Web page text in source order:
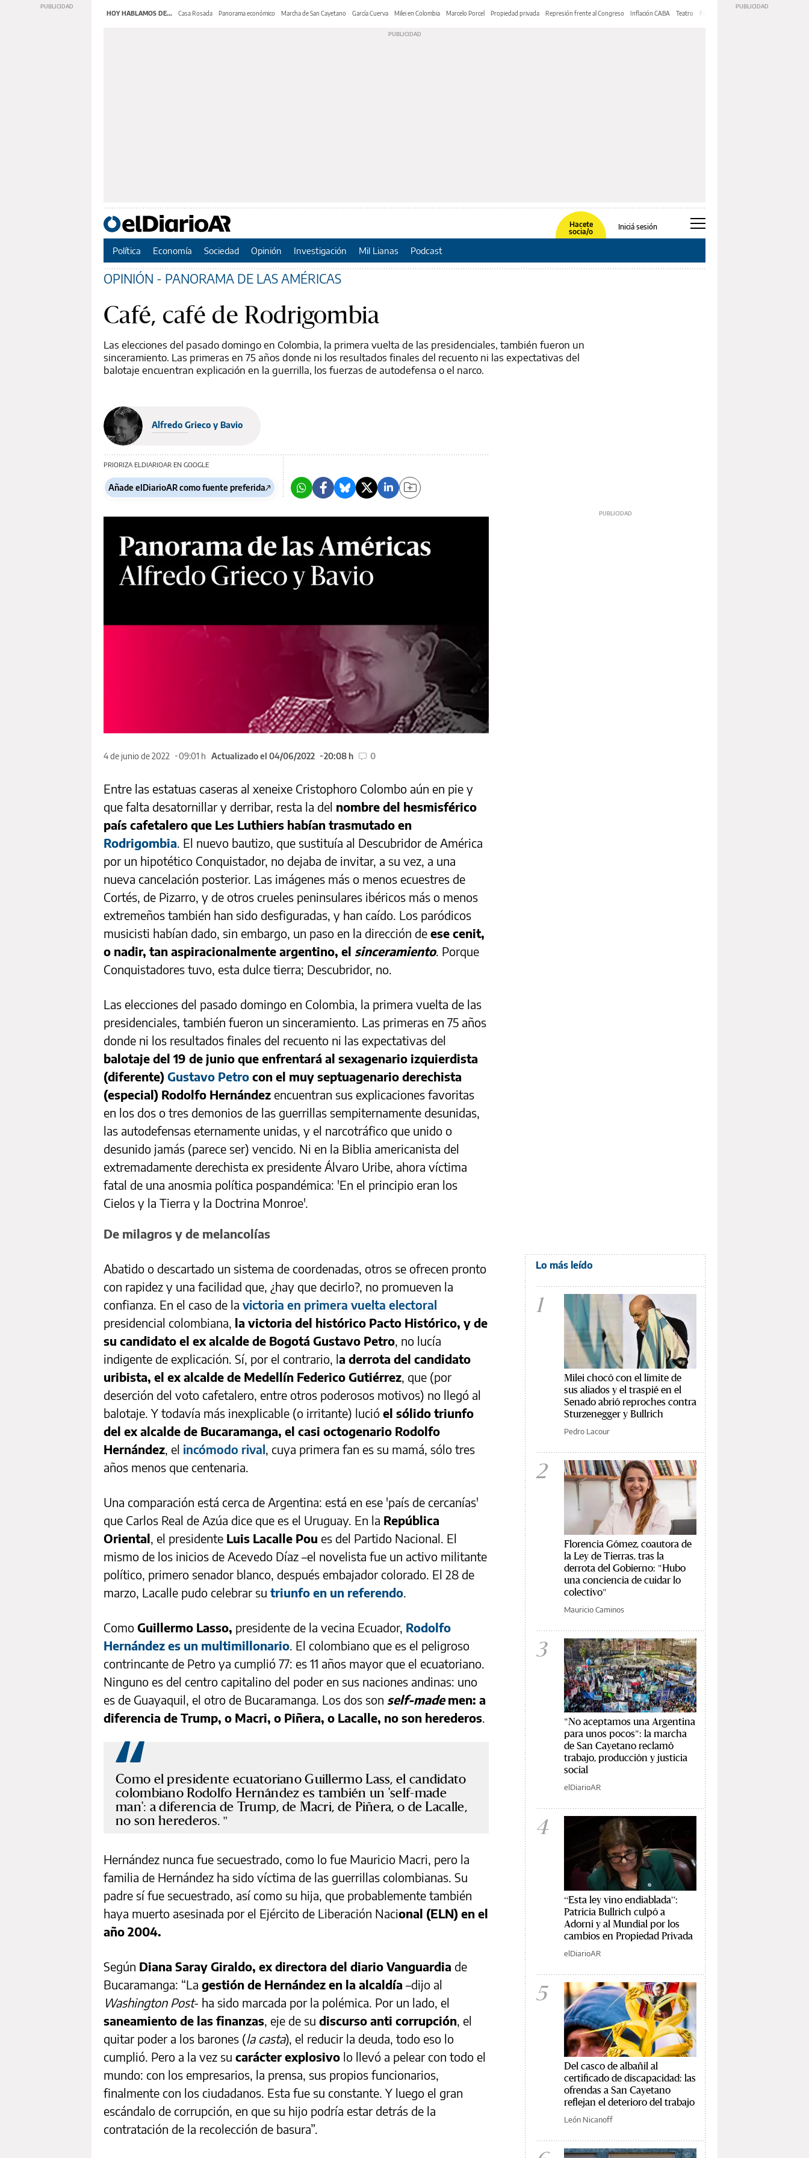
HOY HABLAMOS DE... Casa Rosada Panorama económico Marcha de San Cayetano García Cuerva Milei en Colombia Marcelo Porcel Propiedad privada Represión frente al Congreso Inflación CABA Teatro Feria de Editores
Hacete
socia/o
Iniciá sesión
Política Economía Sociedad Opinión Investigación Mil Lianas Podcast
OPINIÓN - PANORAMA DE LAS AMÉRICAS
Café, café de Rodrigombia
Las elecciones del pasado domingo en Colombia, la primera vuelta de las presidenciales, también fueron un
sinceramiento. Las primeras en 75 años donde ni los resultados finales del recuento ni las expectativas del
balotaje encuentran explicación en la guerrilla, los fuerzas de autodefensa o el narco.
Alfredo Grieco y Bavio
PRIORIZA ELDIARIOAR EN GOOGLE
Añade elDiarioAR como fuente preferida
4 de junio de 2022 09:01 h Actualizado el 04/06/2022 20:08 h 0
Entre las estatuas caseras al xeneixe Cristophoro Colombo aún en pie y
que falta desatornillar y derribar, resta la del nombre del hesmisférico
país cafetalero que Les Luthiers habían trasmutado en
Rodrigombia. El nuevo bautizo, que sustituía al Descubridor de América
por un hipotético Conquistador, no dejaba de invitar, a su vez, a una
nueva cancelación posterior. Las imágenes más o menos ecuestres de
Cortés, de Pizarro, y de otros crueles peninsulares ibéricos más o menos
extremeños también han sido desfiguradas, y han caído. Los paródicos
musicisti habían dado, sin embargo, un paso en la dirección de ese cenit,
o nadir, tan aspiracionalmente argentino, el sinceramiento. Porque
Conquistadores tuvo, esta dulce tierra; Descubridor, no.
Las elecciones del pasado domingo en Colombia, la primera vuelta de las
presidenciales, también fueron un sinceramiento. Las primeras en 75 años
donde ni los resultados finales del recuento ni las expectativas del
balotaje del 19 de junio que enfrentará al sexagenario izquierdista
(diferente) Gustavo Petro con el muy septuagenario derechista
(especial) Rodolfo Hernández encuentran sus explicaciones favoritas
en los dos o tres demonios de las guerrillas sempiternamente desunidas,
las autodefensas eternamente unidas, y el narcotráfico que unido o
desunido jamás (parece ser) vencido. Ni en la Biblia americanista del
extremadamente derechista ex presidente Álvaro Uribe, ahora víctima
fatal de una anosmia política pospandémica: 'En el principio eran los
Cielos y la Tierra y la Doctrina Monroe'.
De milagros y de melancolías
Abatido o descartado un sistema de coordenadas, otros se ofrecen pronto
con rapidez y una facilidad que, ¿hay que decirlo?, no promueven la
confianza. En el caso de la victoria en primera vuelta electoral
presidencial colombiana, la victoria del histórico Pacto Histórico, y de
su candidato el ex alcalde de Bogotá Gustavo Petro, no lucía
indigente de explicación. Sí, por el contrario, la derrota del candidato
uribista, el ex alcalde de Medellín Federico Gutiérrez, que (por
deserción del voto cafetalero, entre otros poderosos motivos) no llegó al
balotaje. Y todavía más inexplicable (o irritante) lució el sólido triunfo
del ex alcalde de Bucaramanga, el casi octogenario Rodolfo
Hernández, el incómodo rival, cuya primera fan es su mamá, sólo tres
años menos que centenaria.
Una comparación está cerca de Argentina: está en ese 'país de cercanías'
que Carlos Real de Azúa dice que es el Uruguay. En la República
Oriental, el presidente Luis Lacalle Pou es del Partido Nacional. El
mismo de los inicios de Acevedo Díaz –el novelista fue un activo militante
político, primero senador blanco, después embajador colorado. El 28 de
marzo, Lacalle pudo celebrar su triunfo en un referendo.
Como Guillermo Lasso, presidente de la vecina Ecuador, Rodolfo
Hernández es un multimillonario. El colombiano que es el peligroso
contrincante de Petro ya cumplió 77: es 11 años mayor que el ecuatoriano.
Ninguno es del centro capitalino del poder en sus naciones andinas: uno
es de Guayaquil, el otro de Bucaramanga. Los dos son self-mademen: a
diferencia de Trump, o Macri, o Piñera, o Lacalle, no son herederos.
Como el presidente ecuatoriano Guillermo Lass, el candidato
colombiano Rodolfo Hernández es también un 'self-made
man': a diferencia de Trump, de Macri, de Piñera, o de Lacalle,
no son herederos.
Hernández nunca fue secuestrado, como lo fue Mauricio Macri, pero la
familia de Hernández ha sido víctima de las guerrillas colombianas. Su
padre sí fue secuestrado, así como su hija, que probablemente también
haya muerto asesinada por el Ejército de Liberación Nacional (ELN) en el
año 2004.
Según Diana Saray Giraldo, ex directora del diario Vanguardia de
Bucaramanga: “La gestión de Hernández en la alcaldía –dijo al
Washington Post- ha sido marcada por la polémica. Por un lado, el
saneamiento de las finanzas, eje de su discurso anti corrupción, el
quitar poder a los barones (la casta), el reducir la deuda, todo eso lo
cumplió. Pero a la vez su carácter explosivo lo llevó a pelear con todo el
mundo: con los empresarios, la prensa, sus propios funcionarios,
finalmente con los ciudadanos. Esta fue su constante. Y luego el gran
escándalo de corrupción, en que su hijo podría estar detrás de la
contratación de la recolección de basura”.
Lo más leído
1
Milei chocó con el límite de
sus aliados y el traspié en el
Senado abrió reproches contra
Sturzenegger y Bullrich
Pedro Lacour
2
Florencia Gómez, coautora de
la Ley de Tierras, tras la
derrota del Gobierno: "Hubo
una conciencia de cuidar lo
colectivo"
Mauricio Caminos
3
"No aceptamos una Argentina
para unos pocos": la marcha
de San Cayetano reclamó
trabajo, producción y justicia
social
elDiarioAR
4
“Esta ley vino endiablada”:
Patricia Bullrich culpó a
Adorni y al Mundial por los
cambios en Propiedad Privada
elDiarioAR
5
Del casco de albañil al
certificado de discapacidad: las
ofrendas a San Cayetano
reflejan el deterioro del trabajo
León Nicanoff